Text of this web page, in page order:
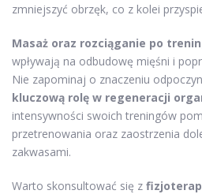
zmniejszyć obrzęk, co z kolei
Masaż oraz rozciąganie po
wpływają na odbudowę mięśni i
Nie zapominaj o znaczeniu
kluczową rolę w regeneracji
intensywności swoich treningów
przetrenowania oraz zaostrzenia
zakwasami.
Warto skonsultować się z